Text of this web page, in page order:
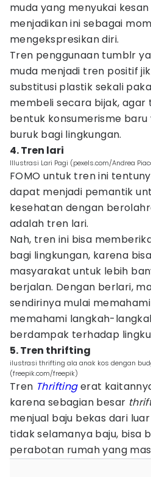
muda yang menyukai kesan
menjadikan ini sebagai
mengekspresikan diri.
Tren penggunaan tumblr
muda menjadi tren positif
substitusi plastik sekali
membeli secara bijak, agar
bentuk konsumerisme
buruk bagi lingkungan.
4. Tren lari
Illustrasi Lari Pagi (pexels.com/Andrea
FOMO untuk tren ini
dapat menjadi pemantik
kesehatan dengan
adalah tren lari.
Nah, tren ini bisa
bagi lingkungan, karena
masyarakat untuk lebih
berjalan. Dengan berlari,
sendirinya mulai
memahami langkah-
berdampak terhadap
5. Tren thrifting
ilustrasi thrifting ala anak kos dengan
(freepik.com/freepik)
Tren Thriftingerat
karena sebagian besar
menjual baju bekas dari
tidak selamanya baju, bisa
perabotan rumah yang